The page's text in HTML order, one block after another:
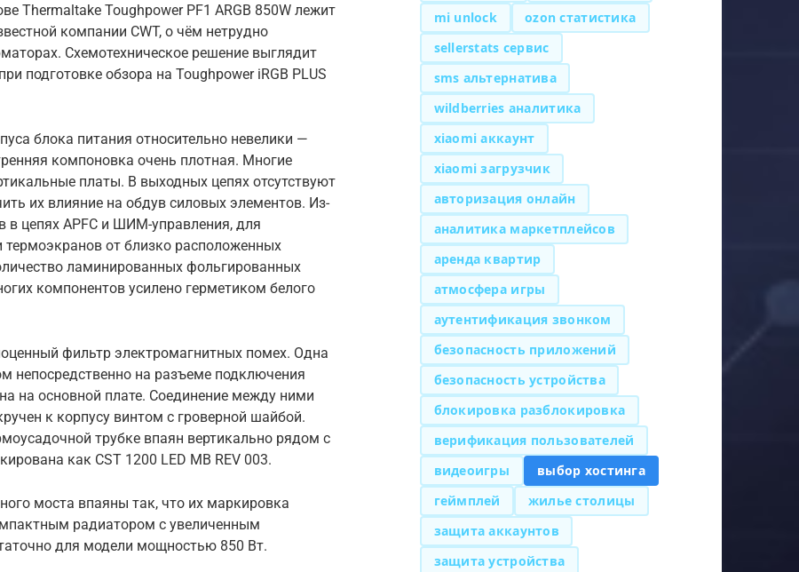
Thermaltake Toughpower PF1 ARGB 850W лежит
компании CWT, о чём нетрудно
Схемотехническое решение выглядит
подготовке обзора на Toughpower iRGB PLUS
блока питания относительно невелики —
компоновка очень плотная. Многие
платы. В выходных цепях отсутствуют
их влияние на обдув силовых элементов. Из-
в цепях APFC и ШИМ-управления, для
от близко расположенных
ламинированных фольгированных
компонентов усилено герметиком белого
фильтр электромагнитных помех. Одна
непосредственно на разъеме подключения
на основной плате. Соединение между ними
к корпусу винтом с гроверной шайбой.
трубке впаян вертикально рядом с
как CST 1200 LED MB REV 003.
моста впаяны так, что их маркировка
радиатором с увеличенным
для модели мощностью 850 Вт.
mi unlock
ozon статистика
sellerstats сервис
sms альтернатива
wildberries аналитика
xiaomi аккаунт
xiaomi загрузчик
авторизация онлайн
аналитика маркетплейсов
аренда квартир
атмосфера игры
аутентификация звонком
безопасность приложений
безопасность устройства
блокировка разблокировка
верификация пользователей
видеоигры
выбор хостинга
геймплей
жилье столицы
защита аккаунтов
защита устройства